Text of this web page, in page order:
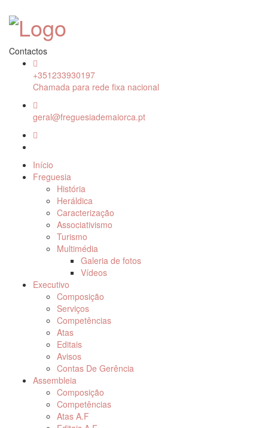
Contactos
+351233930197
Chamada para rede fixa nacional
geral@freguesiademaiorca.pt
Início
Freguesia
História
Heráldica
Caracterização
Associativismo
Turismo
Multimédia
Galeria de fotos
Vídeos
Executivo
Composição
Serviços
Competências
Atas
Editais
Avisos
Contas De Gerência
Assembleia
Composição
Competências
Atas A.F